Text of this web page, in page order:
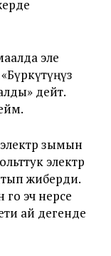
эле
дейт.
зымын
электр
жиберди.
эч нерсе
ай дегенде